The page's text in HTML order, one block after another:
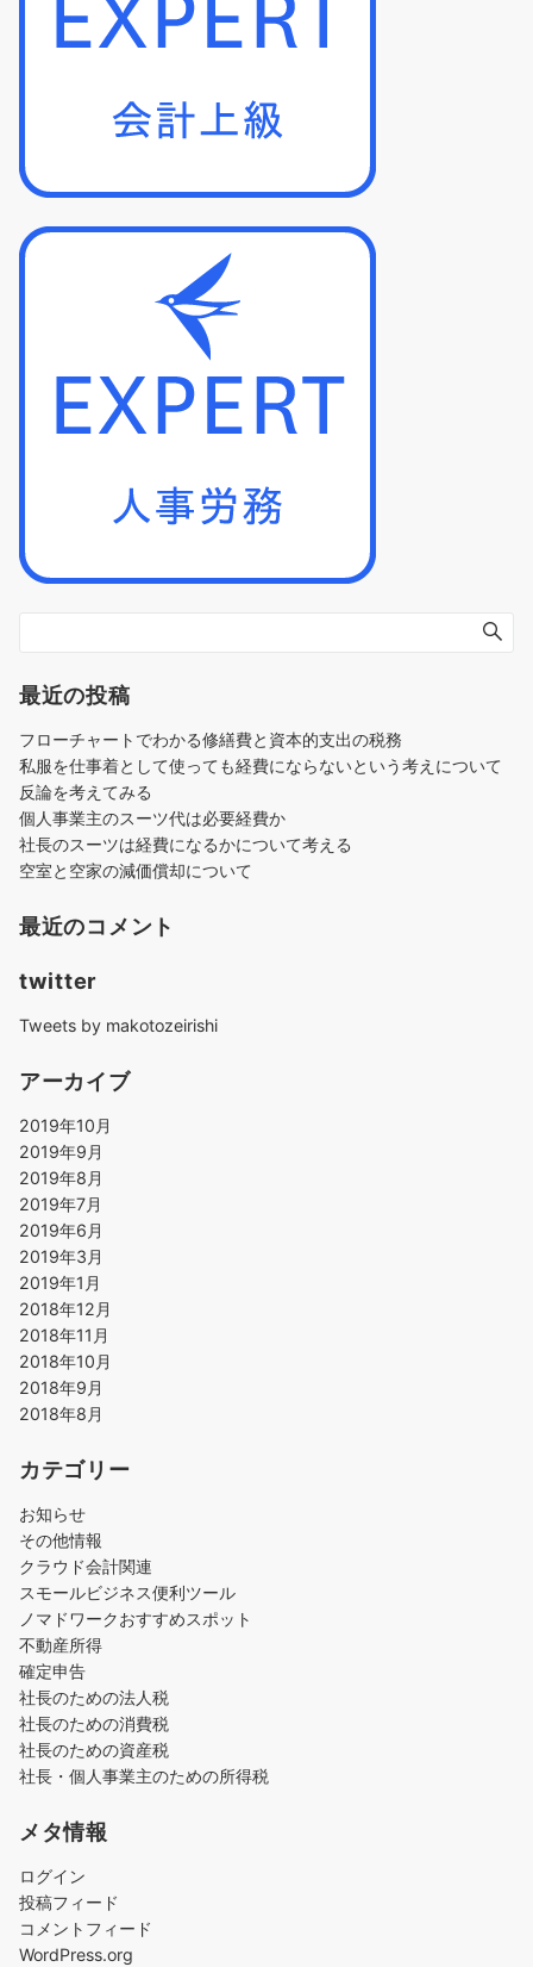
最近の投稿
フローチャートでわかる修繕費と資本的支出の税務
私服を仕事着として使っても経費にならないという考えについて
反論を考えてみる
個人事業主のスーツ代は必要経費か
社長のスーツは経費になるかについて考える
空室と空家の減価償却について
最近のコメント
twitter
Tweets by makotozeirishi
アーカイブ
2019年10月
2019年9月
2019年8月
2019年7月
2019年6月
2019年3月
2019年1月
2018年12月
2018年11月
2018年10月
2018年9月
2018年8月
カテゴリー
お知らせ
その他情報
クラウド会計関連
スモールビジネス便利ツール
ノマドワークおすすめスポット
不動産所得
確定申告
社長のための法人税
社長のための消費税
社長のための資産税
社長・個人事業主のための所得税
メタ情報
ログイン
投稿フィード
コメントフィード
WordPress.org